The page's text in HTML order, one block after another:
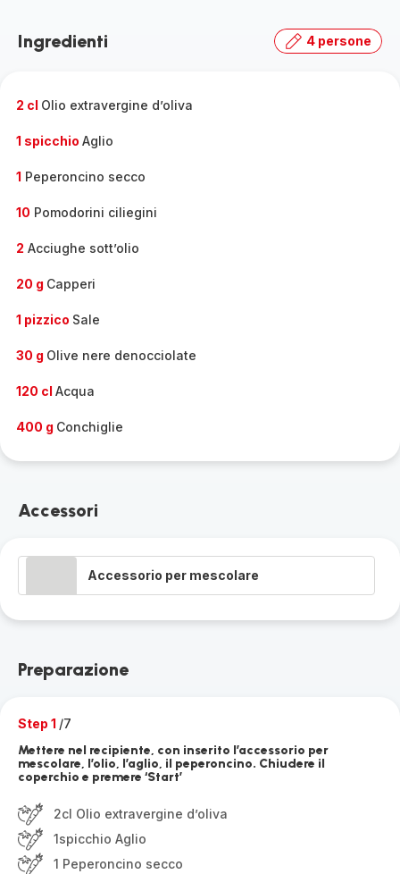
la
Ingredienti 4 persone
2 cl Olio extravergine d’oliva
1 spicchio Aglio
1 Peperoncino secco
10 Pomodorini ciliegini
2 Acciughe sott’olio
20 g Capperi
1 pizzico Sale
30 g Olive nere denocciolate
120 cl Acqua
400 g Conchiglie
Accessori
Accessorio per mescolare
Preparazione
Step 1 /7
Mettere nel recipiente, con inserito l’accessorio per
mescolare, l’olio, l’aglio, il peperoncino. Chiudere il
coperchio e premere ‘Start’
2cl Olio extravergine d’oliva
1spicchio Aglio
1 Peperoncino secco